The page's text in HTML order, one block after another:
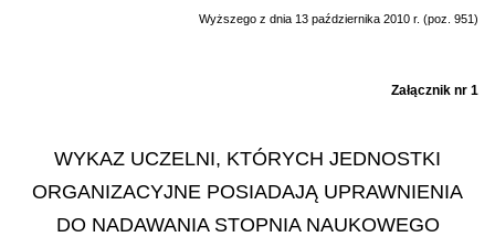
Wyższego z dnia 13 października 2010 r. (poz. 951)
Załącznik nr 1
WYKAZ UCZELNI, KTÓRYCH JEDNOSTKI
ORGANIZACYJNE POSIADAJĄ UPRAWNIENIA
DO NADAWANIA STOPNIA NAUKOWEGO